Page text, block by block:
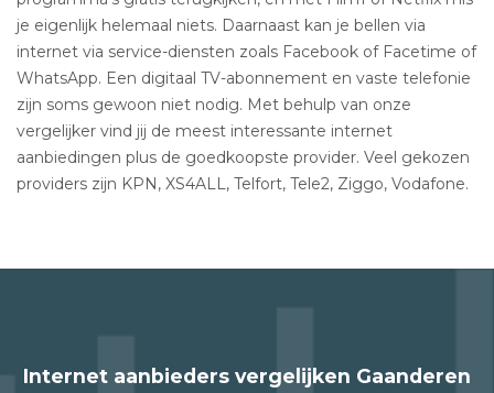
je eigenlijk helemaal niets. Daarnaast kan je bellen via
internet via service-diensten zoals Facebook of Facetime of
WhatsApp. Een digitaal TV-abonnement en vaste telefonie
zijn soms gewoon niet nodig. Met behulp van onze
vergelijker vind jij de meest interessante internet
aanbiedingen plus de goedkoopste provider. Veel gekozen
providers zijn KPN, XS4ALL, Telfort, Tele2, Ziggo, Vodafone.
Internet aanbieders vergelijken Gaanderen